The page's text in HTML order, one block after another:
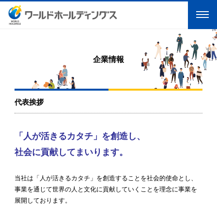
企業情報
代表挨拶
「人が活きるカタチ」を創造し、
社会に貢献してまいります。
当社は「人が活きるカタチ」を創造することを社会的使命とし、
事業を通じて世界の人と文化に貢献していくことを理念に事業を
展開しております。